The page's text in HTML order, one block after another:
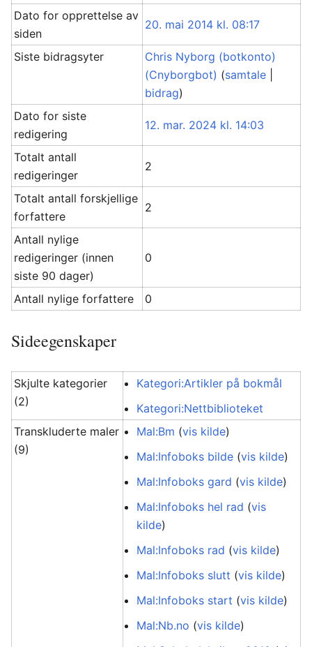
Dato for opprettelse av
siden
20. mai 2014 kl. 08:17
Siste bidragsyter
Chris Nyborg (botkonto)
(Cnyborgbot) (samtale
bidrag)
Dato for siste
redigering
12. mar. 2024 kl. 14:03
Totalt antall
redigeringer
2
Totalt antall forskjellige
forfattere
2
Antall nylige
redigeringer (innen
siste 90 dager)
0
Antall nylige forfattere 0
Sideegenskaper
Skjulte kategorier
(2)
Kategori:Artikler på bokmål
Kategori:Nettbiblioteket
Transkluderte maler
(9)
Mal:Bm (vis kilde)
Mal:Infoboks bilde (vis kilde)
Mal:Infoboks gard (vis kilde)
Mal:Infoboks hel rad (vis
kilde)
Mal:Infoboks rad (vis kilde)
Mal:Infoboks slutt (vis kilde)
Mal:Infoboks start (vis kilde)
Mal:Nb.no (vis kilde)